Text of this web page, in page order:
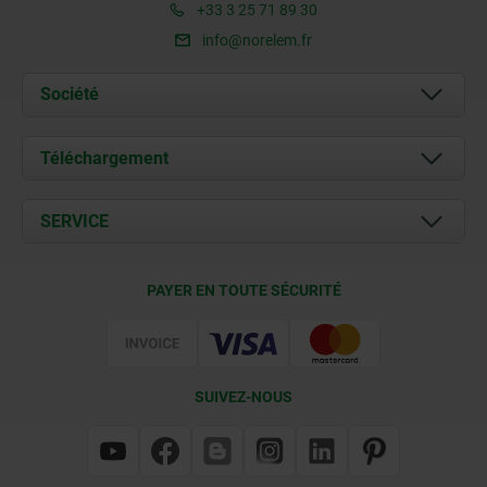
+33 3 25 71 89 30
info@norelem.fr
Société
À propos de nous
Contact
Téléchargement
Documents
SERVICE
PAYER EN TOUTE SÉCURITÉ
SUIVEZ-NOUS